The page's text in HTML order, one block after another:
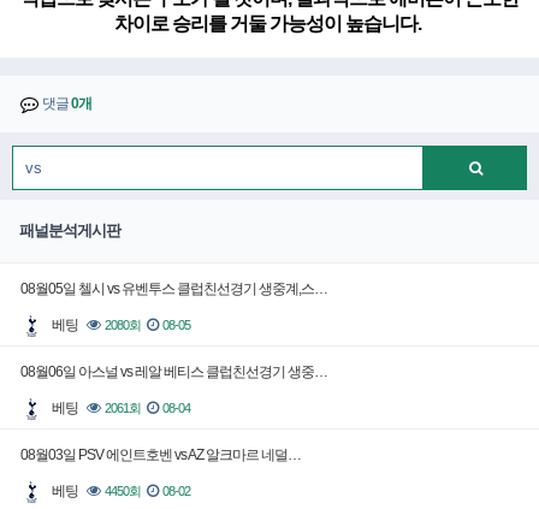
차이로 승리를 거둘 가능성이 높습니다.
댓글0개
패널분석게시판
08월05일 첼시 vs 유벤투스 클럽친선경기 생중계,스…
베팅 2080회 08-05
08월06일 아스널 vs 레알 베티스 클럽친선경기 생중…
베팅 2061회 08-04
08월03일 PSV 에인트호벤 vs AZ 알크마르 네덜…
베팅 4450회 08-02